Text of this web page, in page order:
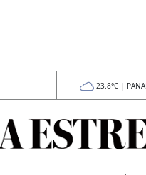
23.8°C |